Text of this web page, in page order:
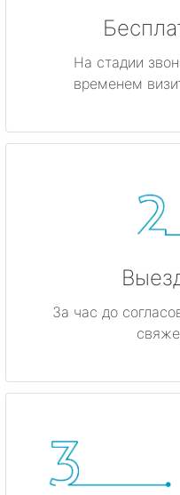
На стадии
временем
За час до